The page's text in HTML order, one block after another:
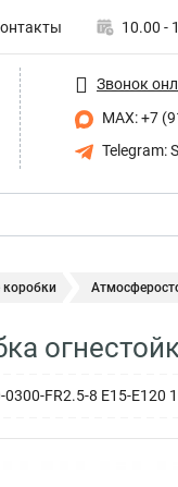
10.00 -
Звонок
MAX: +7
Telegram:
FR2.5-8 Е15-Е120